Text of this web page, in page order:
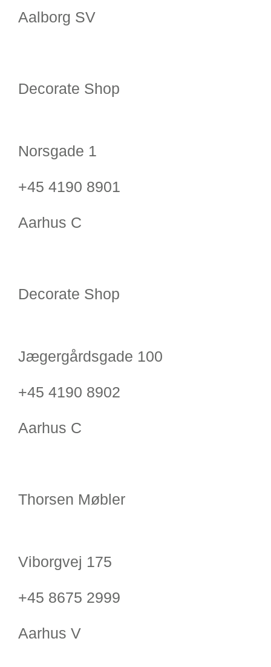
Aalborg SV
Decorate Shop
Norsgade 1
+45 4190 8901
Aarhus C
Decorate Shop
Jægergårdsgade 100
+45 4190 8902
Aarhus C
Thorsen Møbler
Viborgvej 175
+45 8675 2999
Aarhus V